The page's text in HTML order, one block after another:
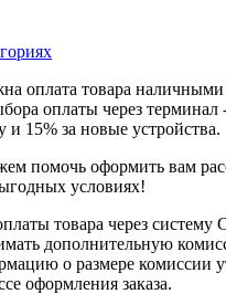
оплата товара
оплаты через терминал
и 15% за новые устройства.
помочь оформить вам
условиях!
товара через
дополнительную
о размере комиссии
оформления заказа.